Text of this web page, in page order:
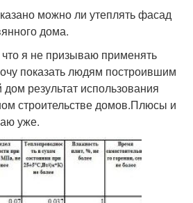
можно ли утеплять фасад
дома.
я не призываю применять
показать людям построившим
результат использования
строительстве домов.Плюсы и
уже.